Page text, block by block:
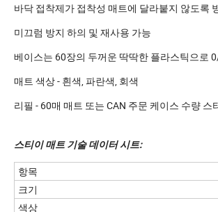
바닥 접착제가 접착성 매트에 달라붙지 않도록
미끄럼 방지 하의 및 재사용 가능
베이스는 60장의 두꺼운 딱딱한 플라스틱으로
매트 색상 - 흰색, 파란색, 회색
리필 - 60매 매트 또는 CAN 주문 케이스 수량 스
스티이 매트 기술 데이터 시트:
항목
크기
색상